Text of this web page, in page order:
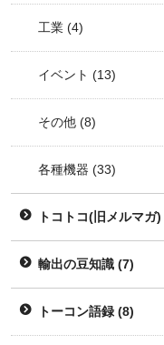
工業 (4)
イベント (13)
その他 (8)
各種機器 (33)
トコトコ(旧メルマガ)
輸出の豆知識 (7)
トーコン語録 (8)